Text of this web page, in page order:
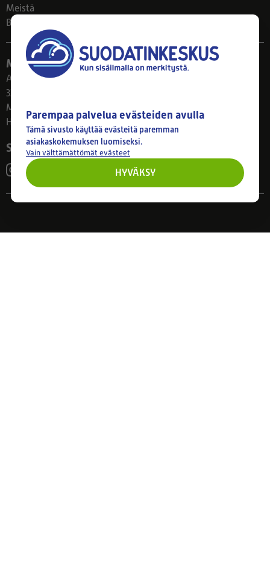
Meistä
Blogi
Myymälä
Ahlmanintie 61
33800 Tampere
Ma–Pe 8–17
Huom! Myymälän poikkeusaukiolot: 27.7.-21.8. klo 8-16
Seuraa meitä
Parempaa palvelua evästeiden avulla
Tämä sivusto käyttää evästeitä paremman
asiakaskokemuksen luomiseksi.
Vain välttämättömät evästeet
HYVÄKSY